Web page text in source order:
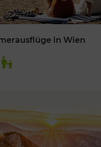
in Wien